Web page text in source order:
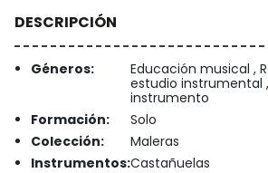
DESCRIPCIÓN
Géneros:
Educación musical ,
estudio instrumental
instrumento
Formación:
Solo
Colección:
Maleras
Instrumentos:Castañuelas